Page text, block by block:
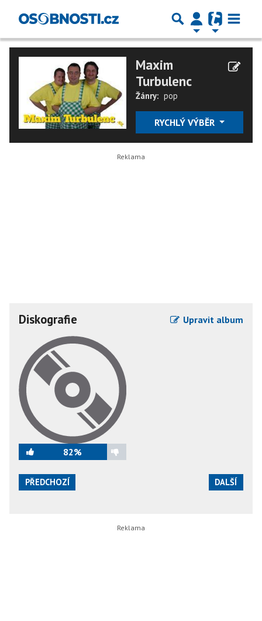
Maxim
Turbulenc
Žánry: pop
RYCHLÝ VÝBĚR
Diskografie Upravit album
82%
PŘEDCHOZÍ DALŠÍ